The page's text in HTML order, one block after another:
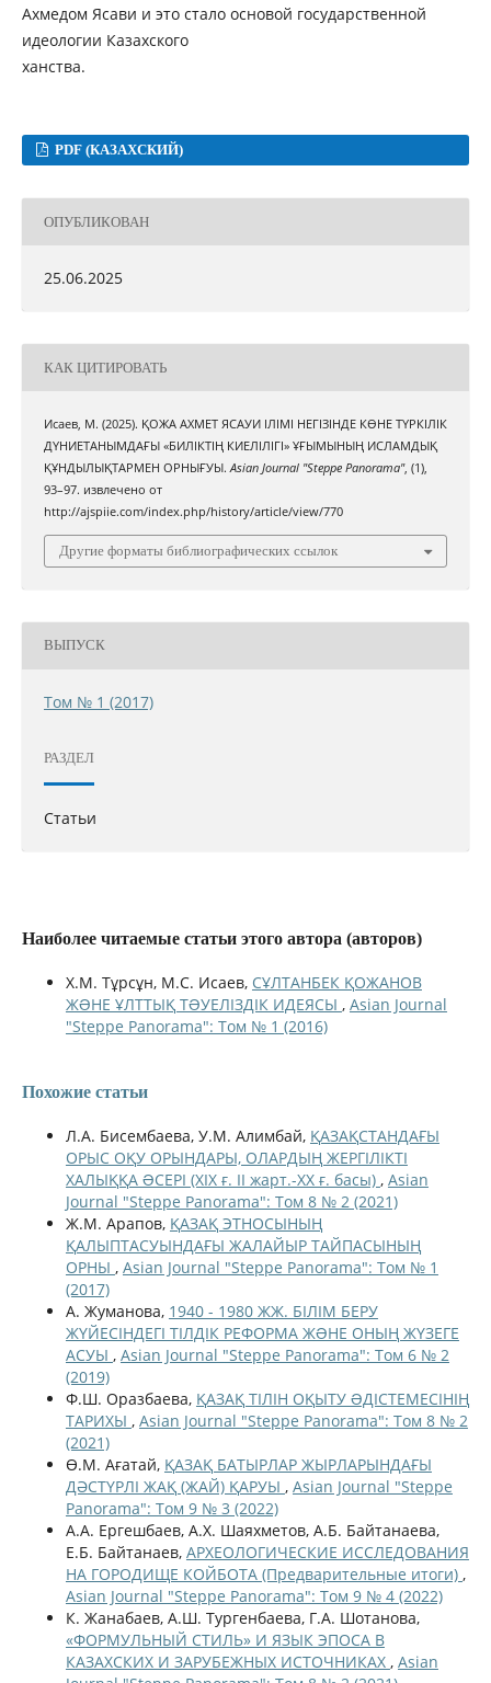
Ахмедом Ясави и это стало основой государственной
идеологии Казахского
ханства.
PDF (КАЗАХСКИЙ)
ОПУБЛИКОВАН
25.06.2025
КАК ЦИТИРОВАТЬ
Исаев, М. (2025). ҚОЖА АХМЕТ ЯСАУИ ІЛІМІ НЕГІЗІНДЕ КӨНЕ ТҮРКІЛІК
ДҮНИЕТАНЫМДАҒЫ «БИЛІКТІҢ КИЕЛІЛІГІ» ҰҒЫМЫНЫҢ ИСЛАМДЫҚ
ҚҰНДЫЛЫҚТАРМЕН ОРНЫҒУЫ.Asian Journal "Steppe Panorama", (1),
93–97. извлечено от
http://ajspiie.com/index.php/history/article/view/770
Другие форматы библиографических ссылок
ВЫПУСК
Том № 1 (2017)
РАЗДЕЛ
Статьи
Наиболее читаемые статьи этого автора (авторов)
Х.М. Тұрсұн, М.С. Исаев, СҰЛТАНБЕК ҚОЖАНОВ
ЖƏНЕ ҰЛТТЫҚ ТƏУЕЛІЗДІК ИДЕЯСЫ , Asian Journal
"Steppe Panorama": Том № 1 (2016)
Похожие статьи
Л.А. Бисембаева, У.М. Алимбай, ҚАЗАҚСТАНДАҒЫ
ОРЫС ОҚУ ОРЫНДАРЫ, ОЛАРДЫҢ ЖЕРГІЛІКТІ
ХАЛЫҚҚА ƏСЕРІ (ХІХ ғ. ІІ жарт.-ХХ ғ. басы) , Asian
Journal "Steppe Panorama": Том 8 № 2 (2021)
Ж.М. Арапов, ҚАЗАҚ ЭТНОСЫНЫҢ
ҚАЛЫПТАСУЫНДАҒЫ ЖАЛАЙЫР ТАЙПАСЫНЫҢ
ОРНЫ , Asian Journal "Steppe Panorama": Том № 1
(2017)
А. Жуманова, 1940 - 1980 ЖЖ. БІЛІМ БЕРУ
ЖҮЙЕСІНДЕГІ ТІЛДІК РЕФОРМА ЖƏНЕ ОНЫҢ ЖҮЗЕГЕ
АСУЫ , Asian Journal "Steppe Panorama": Том 6 № 2
(2019)
Ф.Ш. Оразбаева, ҚАЗАҚ ТІЛІН ОҚЫТУ ƏДІСТЕМЕСІНІҢ
ТАРИХЫ , Asian Journal "Steppe Panorama": Том 8 № 2
(2021)
Ө.М. Ағатай, ҚАЗАҚ БАТЫРЛАР ЖЫРЛАРЫНДАҒЫ
ДӘСТҮРЛІ ЖАҚ (ЖАЙ) ҚАРУЫ , Asian Journal "Steppe
Panorama": Том 9 № 3 (2022)
А.А. Ергешбаев, А.Х. Шаяхметов, А.Б. Байтанаева,
Е.Б. Байтанаев, АРХЕОЛОГИЧЕСКИЕ ИССЛЕДОВАНИЯ
НА ГОРОДИЩЕ КОЙБОТА (Предварительные итоги) ,
Asian Journal "Steppe Panorama": Том 9 № 4 (2022)
К. Жанабаев, А.Ш. Тургенбаева, Г.А. Шотанова,
«ФОРМУЛЬНЫЙ СТИЛЬ» И ЯЗЫК ЭПОСА В
КАЗАХСКИХ И ЗАРУБЕЖНЫХ ИСТОЧНИКАХ , Asian